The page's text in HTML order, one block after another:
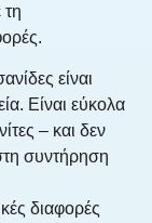
τη
είναι
Είναι εύκολα
– και δεν
συντήρηση
διαφορές